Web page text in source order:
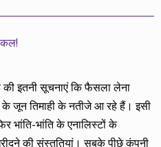
इतनी सूचनाएं कि फैसला लेना
जून तिमाही के नतीजे आ रहे हैं। इसी
भांति के एनालिस्टों के
की संस्तुतियां। सबके पीछे कंपनी